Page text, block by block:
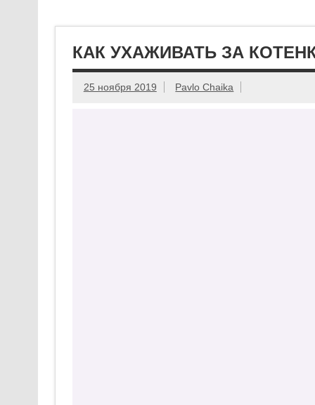
КАК УХАЖИВАТЬ ЗА
25 ноября 2019 Pavlo Chaika